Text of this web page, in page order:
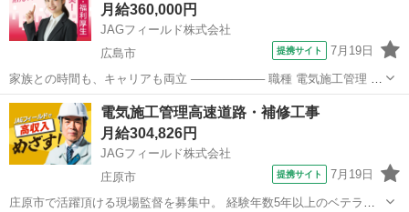
ソフト：Tfas最寄駅か...月給360,000円
JAGフィールド株式会社
広島市
提携サイト 7月19日
家族との時間も、キャリアも両立 ───────── 職種 電気施工管理 教
育施設の建て替えに伴う電気工事の施工管理業務をお任せします。
───────── 工事内容・仕事内容 ・電気の調査業務(初期段階より担
当) ・工程管理...
広島 広島市 その他
電気施工管理高速道路・補修工事
月給304,826円
JAGフィールド株式会社
庄原市
提携サイト 7月19日
庄原市で活躍頂ける現場監督を募集中。 経験年数5年以上のベテラン